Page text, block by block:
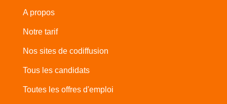
A propos
Notre tarif
Nos sites de codiffusion
Tous les candidats
Toutes les offres d'emploi